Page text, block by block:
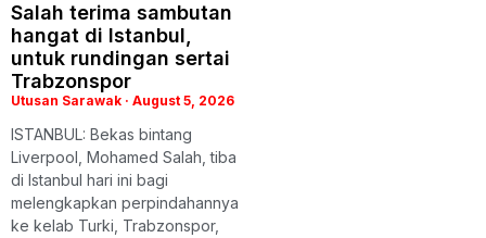
Salah terima sambutan
hangat di Istanbul,
untuk rundingan sertai
Trabzonspor
Utusan Sarawak August 5, 2026
ISTANBUL: Bekas bintang
Liverpool, Mohamed Salah, tiba
di Istanbul hari ini bagi
melengkapkan perpindahannya
ke kelab Turki, Trabzonspor,